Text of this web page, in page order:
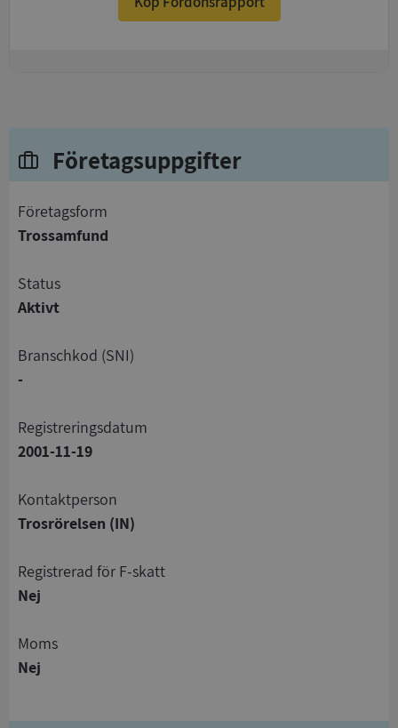
Företagsuppgifter
företagsform
Trossamfund
status
Aktivt
branschkod (SNI)
-
registreringsdatum
2001-11-19
Kontaktperson
Trosrörelsen (IN)
registrerad för F-skatt
Nej
Moms
Nej